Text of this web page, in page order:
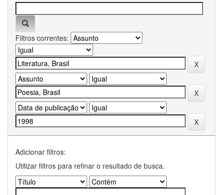
Filtros correntes:
Adicionar filtros:
Utilizar filtros para refinar o resultado de busca.